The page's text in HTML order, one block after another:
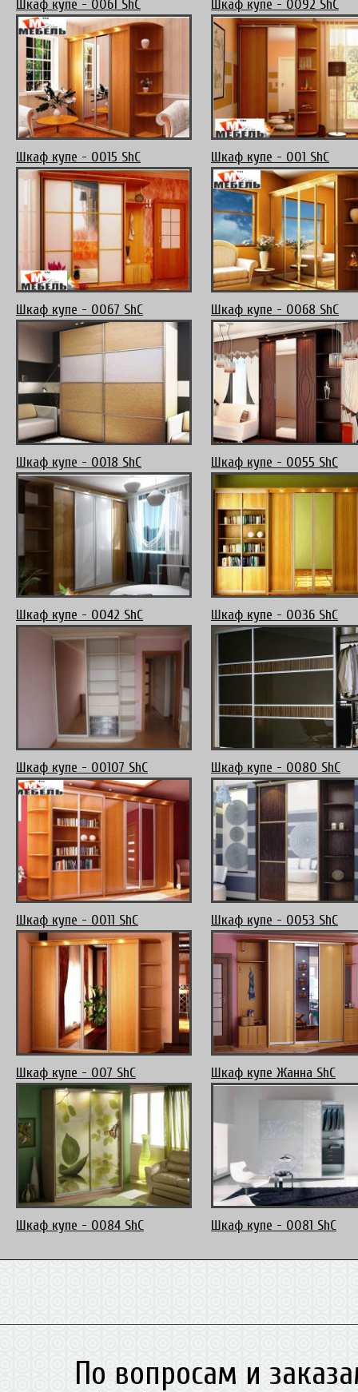
Шкаф купе - 0061 ShC Шкаф купе - 0092 ShC
Шкаф купе - 0015 ShC Шкаф купе - 001 ShC
Шкаф купе - 0067 ShC Шкаф купе - 0068 ShC
Шкаф купе - 0018 ShC Шкаф купе - 0055 ShC
Шкаф купе - 0042 ShC Шкаф купе - 0036 ShC
Шкаф купе - 00107 ShC Шкаф купе - 0080 ShC
Шкаф купе - 0011 ShC Шкаф купе - 0053 ShC
Шкаф купе - 007 ShC Шкаф купе Жанна ShC
Шкаф купе - 0084 ShC Шкаф купе - 0081 ShC
По вопросам и